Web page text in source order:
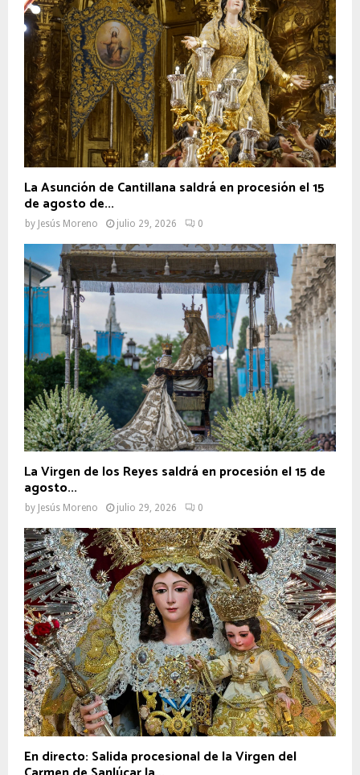
La Asunción de Cantillana saldrá en procesión el 15
de agosto de...
by Jesús Moreno julio 29, 2026 0
La Virgen de los Reyes saldrá en procesión el 15 de
agosto...
by Jesús Moreno julio 29, 2026 0
En directo: Salida procesional de la Virgen del